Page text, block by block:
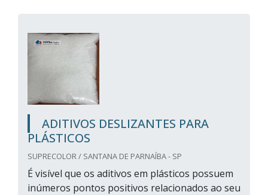
ADITIVOS DESLIZANTES PARA
PLÁSTICOS
SUPRECOLOR / SANTANA DE PARNAÍBA - SP
É visível que os aditivos em plásticos possuem
inúmeros pontos positivos relacionados ao seu